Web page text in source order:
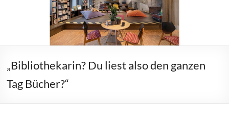
„Bibliothekarin? Du liest also den ganzen
Tag Bücher?“